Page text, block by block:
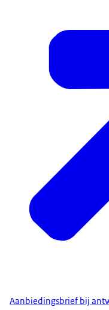
Aanbiedingsbrief bij